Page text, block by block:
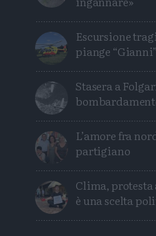
Escursione
piange
Stasera a Folgaria il docufilm sul
L’amore fra
partigiano
Clima, protesta
è una scelta